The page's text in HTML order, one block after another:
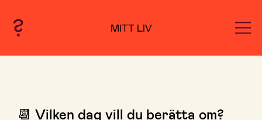
MITT LIV
📆 Vilken dag vill du berätta om?